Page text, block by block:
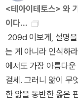
려함 측면에서 탁월
을 소화해내는 과정
다는 것이 쉬운 일이
해 내고 있다는 점에
다. 여러 가지로 힘든 일 때문에 연말에 이 책을 읽기 시작해, 연
초에 읽기를 마쳤다.
했는데, 그나마 이 책
간을 내서 밀린 책들
개는 적어야 하지만,
라는 리하르트 다비
지막권이 출간되었다
환갑의 나이다). <너
(2018), <너 자신을
간. 3부작을 다 갖고
<테아이테토스> 와
이다...
209d 이보게, 설명
는 게 아니라 인식하
에서도 가장 아름다
걸세. 그러니 앎이 무
한 앎을 동반한 옳은